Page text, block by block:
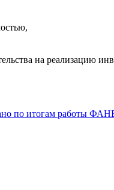
на реализацию
по итогам работы